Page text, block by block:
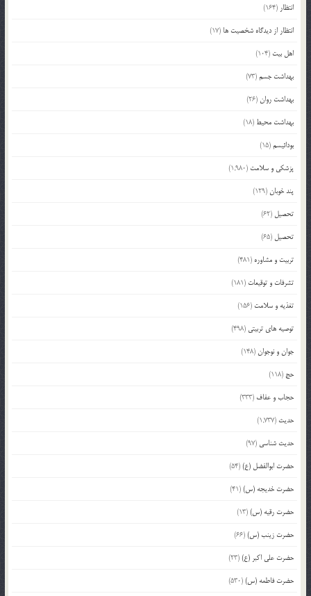
انتظار (164)
انتظار از دیدگاه شخصیت ها (17)
اهل بیت (104)
بهداشت جسم(73)
بهداشت روان(26)
بهداشت محیط (18)
بودائیسم(15)
پزشکی و سلامت (1,980)
پند خوبان(129)
تحصیل (62)
تحصیل (65)
تربیت و مشاوره (481)
تشرفات و توقیعات (181)
تغذیه و سلامت (156)
توصیه های تربیتی (498)
جوان و نوجوان(148)
حج (118)
حجاب و عفاف (333)
حدیث (1,737)
حدیث شناسی (97)
حضرت ابوالفضل (ع)(54)
حضرت خدیجه (س)(41)
حضرت رقیه (س)(13)
حضرت زینب (س)(66)
حضرت علی اکبر (ع)(23)
حضرت فاطمه (س)(530)